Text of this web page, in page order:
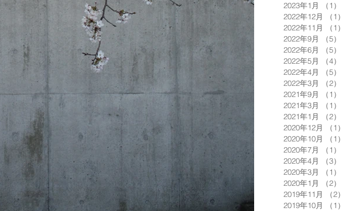
2023年1月
（1）
2022年12月
（1）
2022年11月
（1）
2022年9月
（5）
2022年6月
（5）
2022年5月
（4）
2022年4月
（5）
2022年3月
（2）
2021年9月
（1）
2021年3月
（1）
2021年1月
（2）
2020年12月
（1）
2020年10月
（1）
2020年7月
（1）
2020年4月
（3）
2020年3月
（1）
2020年1月
（2）
2019年11月
（2）
2019年10月
（1）